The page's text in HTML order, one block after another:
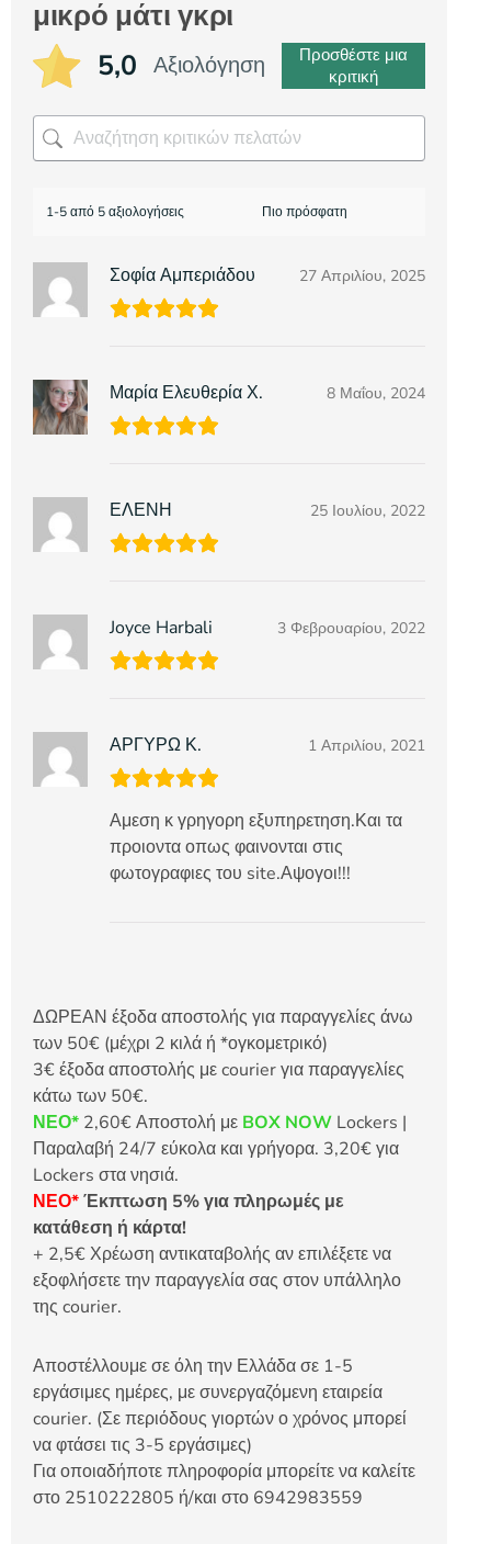
μικρό μάτι γκρι
5,0 Αξιολόγηση
Προσθέστε μια
κριτική
1-5 από 5 αξιολογήσεις
Σοφία Αμπεριάδου 27 Απριλίου, 2025
Μαρία Ελευθερία Χ. 8 Μαΐου, 2024
ΕΛΕΝΗ 25 Ιουλίου, 2022
Joyce Harbali 3 Φεβρουαρίου, 2022
ΑΡΓΥΡΩ Κ. 1 Απριλίου, 2021
Αμεση κ γρηγορη εξυπηρετηση.Και τα
προιοντα οπως φαινονται στις
φωτογραφιες του site.Αψογοι!!!
ΔΩΡΕΑΝ έξοδα αποστολής για παραγγελίες άνω
των 50€ (μέχρι 2 κιλά ή *ογκομετρικό)
3€ έξοδα αποστολής με courier για παραγγελίες
κάτω των 50€.
ΝΕΟ* 2,60€ Αποστολή με BOX NOW Lockers |
Παραλαβή 24/7 εύκολα και γρήγορα. 3,20€ για
Lockers στα νησιά.
ΝΕΟ*Έκπτωση 5% για πληρωμές με
κατάθεση ή κάρτα!
+ 2,5€ Χρέωση αντικαταβολής αν επιλέξετε να
εξοφλήσετε την παραγγελία σας στον υπάλληλο
της courier.
Αποστέλλουμε σε όλη την Ελλάδα σε 1-5
εργάσιμες ημέρες, με συνεργαζόμενη εταιρεία
courier. (Σε περιόδους γιορτών ο χρόνος μπορεί
να φτάσει τις 3-5 εργάσιμες)
Για οποιαδήποτε πληροφορία μπορείτε να καλείτε
στο 2510222805 ή/και στο 6942983559